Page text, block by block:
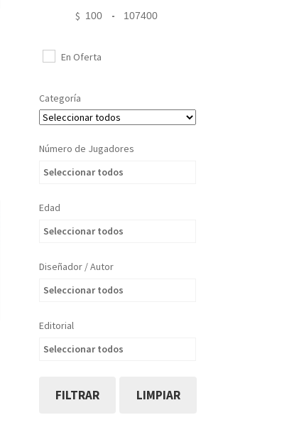
$
Minimum Price
-
Maximum Price
En Oferta
Categoría
Número de Jugadores
Seleccionar todos
Edad
Seleccionar todos
Diseñador / Autor
Seleccionar todos
Editorial
Seleccionar todos
FILTRAR LIMPIAR